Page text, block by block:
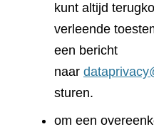
kunt altijd
verleende
een bericht
naar
sturen.
om een